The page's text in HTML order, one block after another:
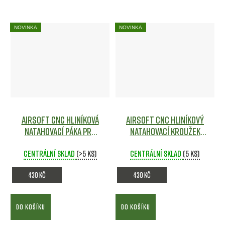
NOVINKA
Airsoft CNC hliníková
natahovací páka pro
Action ArmyAirsoft
Centrální sklad (>5 ks)
430 Kč
DO KOŠÍKU
NOVINKA
Airsoft CNC hliníkový
natahovací kroužek
Action ArmyAirsoft
Centrální sklad (5 ks)
430 Kč
DO KOŠÍKU